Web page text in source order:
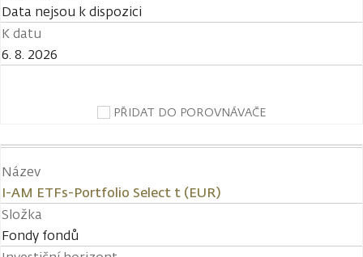
Data nejsou k dispozici
K datu
6. 8. 2026
PŘIDAT DO POROVNÁVAČE
Název
I-AM ETFs-Portfolio Select t (EUR)
Složka
Fondy fondů